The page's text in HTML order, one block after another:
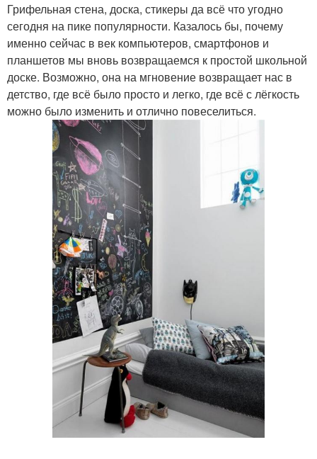
Грифельная стена, доска, стикеры да всё что угодно
сегодня на пике популярности. Казалось бы, почему
именно сейчас в век компьютеров, смартфонов и
планшетов мы вновь возвращаемся к простой школьной
доске. Возможно, она на мгновение возвращает нас в
детство, где всё было просто и легко, где всё с лёгкость
можно было изменить и отлично повеселиться.